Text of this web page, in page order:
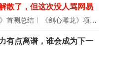
散了，但这次没人骂网易
首测总结 《剑心雕龙》项目宣布解散
有点离谱，谁会成为下一